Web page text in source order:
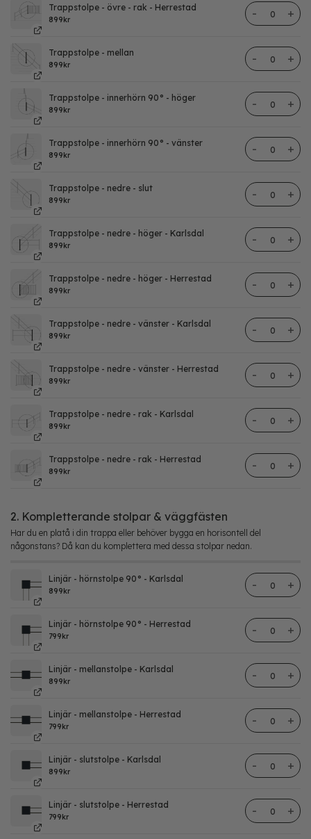
Trappstolpe - övre - rak - Herrestad
899 kr
Trappstolpe
Trappstolpe - mellan
899 kr
Trappstolpe
Trappstolpe - innerhörn 90° - höger
899 kr
Trappstolpe
Trappstolpe - innerhörn 90° - vänster
899 kr
Trappstolpe
Trappstolpe - nedre - slut
899 kr
Trappstolpe
Trappstolpe - nedre - höger - Karlsdal
899 kr
Trappstolpe
Trappstolpe - nedre - höger - Herrestad
899 kr
Trappstolpe
Trappstolpe - nedre - vänster - Karlsdal
899 kr
Trappstolpe
Trappstolpe - nedre - vänster - Herrestad
899 kr
Trappstolpe
Trappstolpe - nedre - rak - Karlsdal
899 kr
Trappstolpe
Trappstolpe - nedre - rak - Herrestad
899 kr
Trappstolpe
2. Kompletterande stolpar & väggfästen
Har du en platå i din trappa eller behöver bygga en horisontell del
någonstans? Då kan du komplettera med dessa stolpar nedan.
Linjär - hörnstolpe 90° - Karlsdal
899 kr
Karlsdal
Linjär - hörnstolpe 90° - Herrestad
799 kr
Herrestad
Linjär - mellanstolpe - Karlsdal
899 kr
Karlsdal
Linjär - mellanstolpe - Herrestad
799 kr
Herrestad
Linjär - slutstolpe - Karlsdal
899 kr
Karlsdal
Linjär - slutstolpe - Herrestad
799 kr
Herrestad